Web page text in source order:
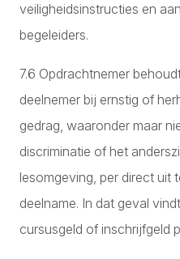
veiligheidsinstructies en
begeleiders.
7.6 Opdrachtnemer
deelnemer bij ernstig of
gedrag, waaronder maar
discriminatie of het
lesomgeving, per direct uit
deelname. In dat geval
cursusgeld of inschrijfgeld